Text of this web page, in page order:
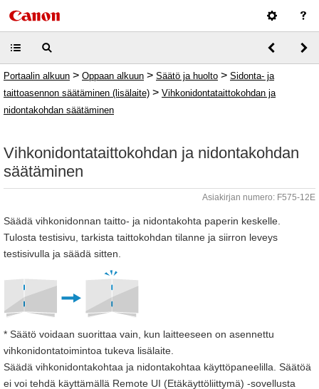
Portaalin alkuun > Oppaan alkuun > Säätö ja huolto > Sidonta- ja
taittoasennon säätäminen (lisälaite) > Vihkonidontataittokohdan ja
nidontakohdan säätäminen
Vihkonidontataittokohdan ja nidontakohdan
säätäminen
Asiakirjan numero: F575-12E
Säädä vihkonidonnan taitto- ja nidontakohta paperin keskelle.
Tulosta testisivu, tarkista taittokohdan tilanne ja siirron leveys
testisivulla ja säädä sitten.
* Säätö voidaan suorittaa vain, kun laitteeseen on asennettu
vihkonidontatoimintoa tukeva lisälaite.
Säädä vihkonidontakohtaa ja nidontakohtaa käyttöpaneelilla. Säätöä
ei voi tehdä käyttämällä Remote UI (Etäkäyttöliittymä) -sovellusta